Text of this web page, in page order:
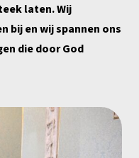
laten. Wij
bij en wij spannen ons
die door God